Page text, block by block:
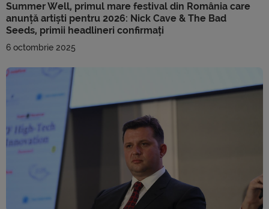
Summer Well, primul mare festival din România care
anunță artiști pentru 2026: Nick Cave & The Bad
Seeds, primii headlineri confirmați
6 octombrie 2025